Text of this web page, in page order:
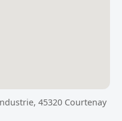
45320 Courtenay